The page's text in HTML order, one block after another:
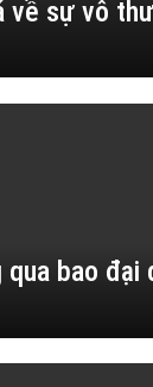
về sự vô
qua bao đại